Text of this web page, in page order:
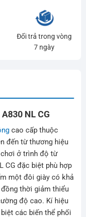
Đổi trả trong vòng
7 ngày
NL CG
cao cấp thuộc
đến từ thương hiệu
ở trình độ từ
CG đặc biệt phù hợp
một đôi giày có khả
thời giảm thiểu
độ cao. Kí hiệu
các biến thể phối